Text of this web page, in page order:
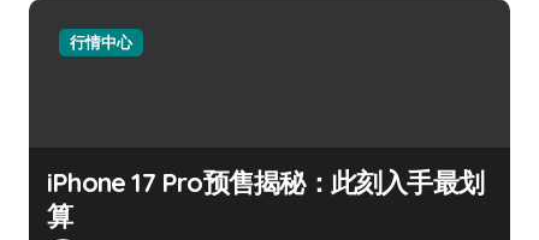
行情中心
iPhone 17 Pro预售揭秘：此刻入手最划
算